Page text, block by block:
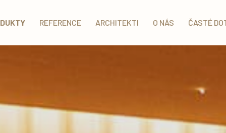
REFERENCE ARCHITEKTI O NÁS ČASTÉ